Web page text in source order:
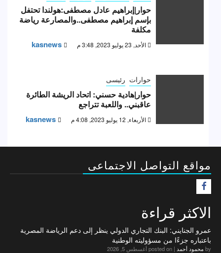
حوار|إبراهيم عادل مصطفى:هولندا تحتفل
بإسم إبراهيم مصطفى..والمصارعة رياضة
مكلفة
الأحد, 23 يوليو 2023, 3:48 م kasnews
حوارات رئيسى
حوار|هادية حسني: اتحاد الريشة الطائرة
عاقبني.. واللعبة تتراجع
الأربعاء, 12 يوليو 2023, 4:08 م kasnews
مواقع التواصل الاجتماعى
الاكثر قراءة
عمرو الجنايني: البنك التجاري الدولي ينظر إلى دعم الرياضة المصرية
باعتباره جزءًا من مسؤوليته الوطنية
by محمود أحمد | posted on أغسطس 5, 2026